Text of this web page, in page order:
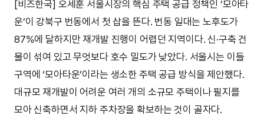
[비즈한국] 오세훈 서울시장의 핵심 주택 공급 정책인 ‘모아타
운’이 강북구 번동에서 첫 삽을 뜬다. 번동 일대는 노후도가
87%에 달하지만 재개발 진행이 어렵던 지역이다. 신·구축 건
물이 섞여 있고 무엇보다 호수 밀도가 낮았다. 서울시는 이들
구역에 ‘모아타운’이라는 생소한 주택 공급 방식을 제안했다.
대규모 재개발이 어려운 여러 개의 소규모 주택이나 필지를
모아 신축하면서 지하 주차장을 확보하는 것이 골자다.